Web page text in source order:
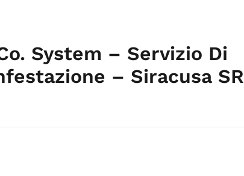
System – Servizio Di
– Siracusa SR